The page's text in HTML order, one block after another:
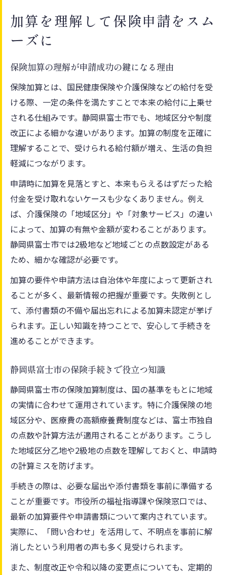
加算を理解して保険申請をスム
ーズに
保険加算の理解が申請成功の鍵になる理由
保険加算とは、国民健康保険や介護保険などの給付を受
ける際、一定の条件を満たすことで本来の給付に上乗せ
される仕組みです。静岡県富士市でも、地域区分や制度
改正による細かな違いがあります。加算の制度を正確に
理解することで、受けられる給付額が増え、生活の負担
軽減につながります。
申請時に加算を見落とすと、本来もらえるはずだった給
付金を受け取れないケースも少なくありません。例え
ば、介護保険の「地域区分」や「対象サービス」の違い
によって、加算の有無や金額が変わることがあります。
静岡県富士市では2級地など地域ごとの点数設定がある
ため、細かな確認が必要です。
加算の要件や申請方法は自治体や年度によって更新され
ることが多く、最新情報の把握が重要です。失敗例とし
て、添付書類の不備や届出忘れによる加算未認定が挙げ
られます。正しい知識を持つことで、安心して手続きを
進めることができます。
静岡県富士市の保険手続きで役立つ知識
静岡県富士市の保険加算制度は、国の基準をもとに地域
の実情に合わせて運用されています。特に介護保険の地
域区分や、医療費の高額療養費制度などは、富士市独自
の点数や計算方法が適用されることがあります。こうし
た地域区分乙地や2級地の点数を理解しておくと、申請時
の計算ミスを防げます。
手続きの際は、必要な届出や添付書類を事前に準備する
ことが重要です。市役所の福祉指導課や保険窓口では、
最新の加算要件や申請書類について案内されています。
実際に、「問い合わせ」を活用して、不明点を事前に解
消したという利用者の声も多く見受けられます。
また、制度改正や令和以降の変更点についても、定期的